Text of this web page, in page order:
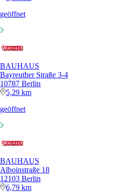
geöffnet
BAUHAUS
Bayreuther Straße 3-4
10787 Berlin
5,29 km
geöffnet
BAUHAUS
Alboinstraße 18
12103 Berlin
6,79 km